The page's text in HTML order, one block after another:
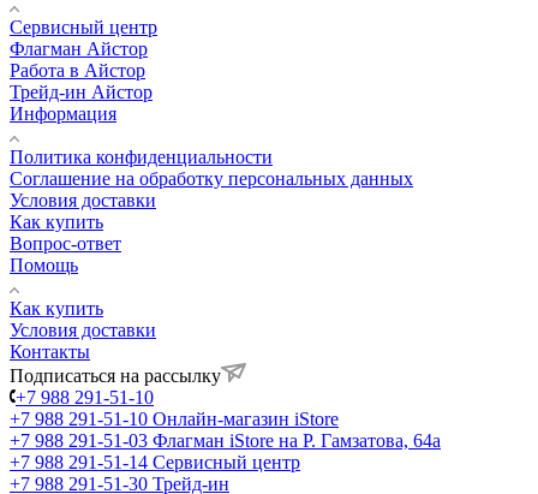
Сервисный центр
Флагман Айстор
Работа в Айстор
Трейд-ин Айстор
Информация
Политика конфиденциальности
Соглашение на обработку персональных данных
Условия доставки
Как купить
Вопрос-ответ
Помощь
Как купить
Условия доставки
Контакты
Подписаться на рассылку
+7 988 291-51-10
+7 988 291-51-10 Онлайн-магазин iStore
+7 988 291-51-03 Флагман iStore на Р. Гамзатова, 64а
+7 988 291-51-14 Сервисный центр
+7 988 291-51-30 Трейд-ин